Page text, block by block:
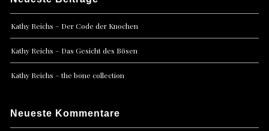
Kathy Reichs – Der Code der Knochen
Kathy Reichs – Das Gesicht des Bösen
Kathy Reichs – the bone collection
Neueste Kommentare